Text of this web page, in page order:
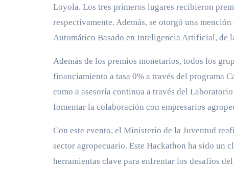
Loyola. Los tres primeros lugares recibieron
respectivamente. Además, se otorgó una
Automático Basado en Inteligencia Artificial, de
Además de los premios monetarios, todos los
financiamiento a tasa 0% a través del programa
como a asesoría continua a través del
fomentar la colaboración con empresarios
Con este evento, el Ministerio de la Juventud
sector agropecuario. Este Hackathon ha sido un
herramientas clave para enfrentar los desafíos